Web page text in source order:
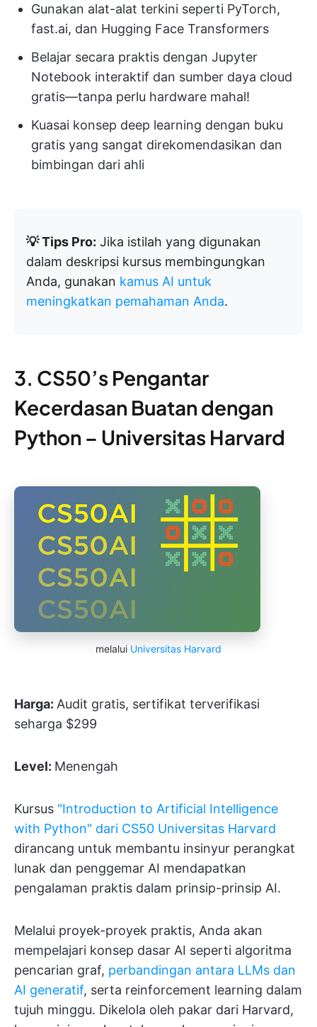
Gunakan alat-alat terkini seperti PyTorch,
fast.ai, dan Hugging Face Transformers
Belajar secara praktis dengan Jupyter
Notebook interaktif dan sumber daya cloud
gratis—tanpa perlu hardware mahal!
Kuasai konsep deep learning dengan buku
gratis yang sangat direkomendasikan dan
bimbingan dari ahli
💡 Tips Pro: Jika istilah yang digunakan
dalam deskripsi kursus membingungkan
Anda, gunakan kamus AI untuk
meningkatkan pemahaman Anda.
3. CS50’s Pengantar
Kecerdasan Buatan dengan
Python – Universitas Harvard
melalui Universitas Harvard
Harga: Audit gratis, sertifikat terverifikasi
seharga $299
Level: Menengah
Kursus "Introduction to Artificial Intelligence
with Python" dari CS50 Universitas Harvard
dirancang untuk membantu insinyur perangkat
lunak dan penggemar AI mendapatkan
pengalaman praktis dalam prinsip-prinsip AI.
Melalui proyek-proyek praktis, Anda akan
mempelajari konsep dasar AI seperti algoritma
pencarian graf, perbandingan antara LLMs dan
AI generatif, serta reinforcement learning dalam
tujuh minggu. Dikelola oleh pakar dari Harvard,